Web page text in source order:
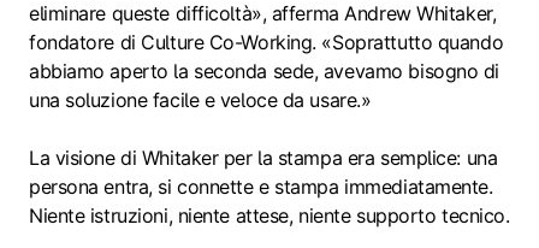
eliminare queste difficoltà», afferma Andrew Whitaker,
fondatore di Culture Co-Working. «Soprattutto quando
abbiamo aperto la seconda sede, avevamo bisogno di
una soluzione facile e veloce da usare.»
La visione di Whitaker per la stampa era semplice: una
persona entra, si connette e stampa immediatamente.
Niente istruzioni, niente attese, niente supporto tecnico.